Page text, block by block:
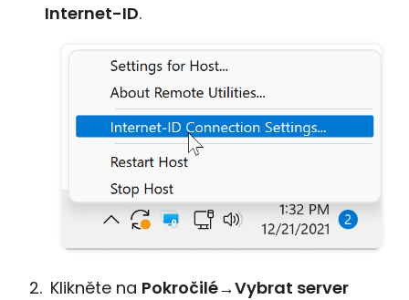
Internet-ID.
Klikněte na Pokročilé→Vybrat server